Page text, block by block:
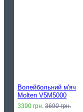
Волейбольний м'яч
Molten V5M5000
3390 грн. 3690 грн.